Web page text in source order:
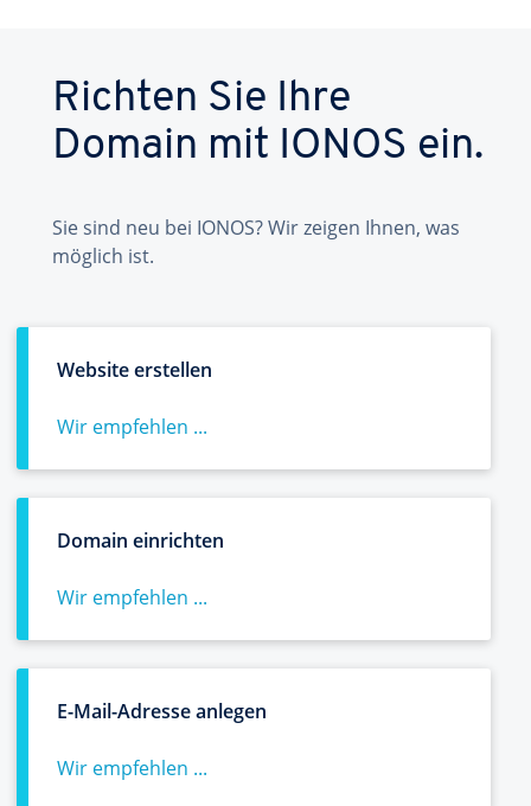
Richten Sie Ihre
Domain mit IONOS ein.
Sie sind neu bei IONOS? Wir zeigen Ihnen, was
möglich ist.
Website erstellen
Wir empfehlen ...
Domain einrichten
Wir empfehlen ...
E-Mail-Adresse anlegen
Wir empfehlen ...